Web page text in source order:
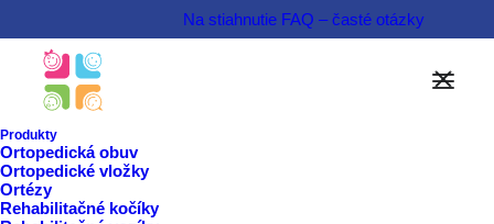
Na stiahnutie FAQ – časté otázky
Produkty
Ortopedická obuv
Ortopedické vložky
Ortézy
Rehabilitačné kočíky